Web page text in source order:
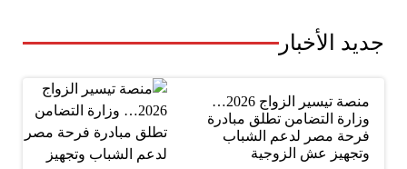
جديد الأخبار
منصة تيسير الزواج 2026…
وزارة التضامن تطلق مبادرة
فرحة مصر لدعم الشباب
وتجهيز عش الزوجية